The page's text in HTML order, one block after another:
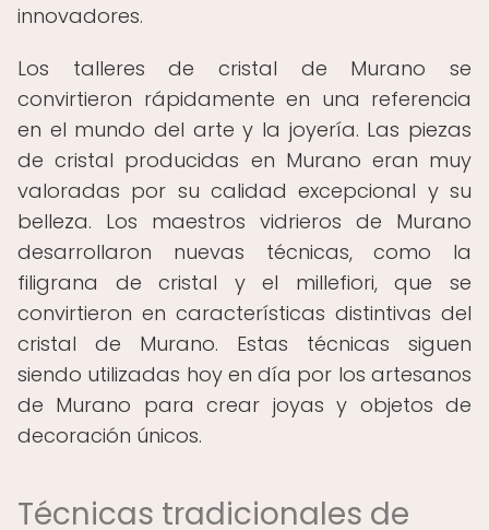
innovadores.
Los talleres de cristal de Murano se
convirtieron rápidamente en una referencia
en el mundo del arte y la joyería. Las piezas
de cristal producidas en Murano eran muy
valoradas por su calidad excepcional y su
belleza. Los maestros vidrieros de Murano
desarrollaron nuevas técnicas, como la
filigrana de cristal y el millefiori, que se
convirtieron en características distintivas del
cristal de Murano. Estas técnicas siguen
siendo utilizadas hoy en día por los artesanos
de Murano para crear joyas y objetos de
decoración únicos.
Técnicas tradicionales de